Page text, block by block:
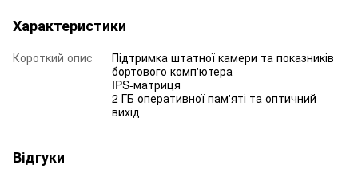
Характеристики
Короткий опис
Підтримка штатної камери та показників
бортового комп'ютера
IPS-матриця
2 ГБ оперативної пам'яті та оптичний
вихід
Відгуки